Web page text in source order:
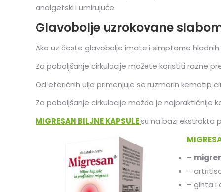
analgetski i umirujuće.
Glavobolje uzrokovane
Ako uz česte glavobolje imate i simptome
Za poboljšanje cirkulacije možete koristiti razne
Od eteričnih ulja primenjuje se ruzmarin kemotip
Za poboljšanje cirkulacije možda je najpraktičnije
MIGRESAN BILJNE KAPSULEsu na bazi ekstrakta
–
–
– gihta i